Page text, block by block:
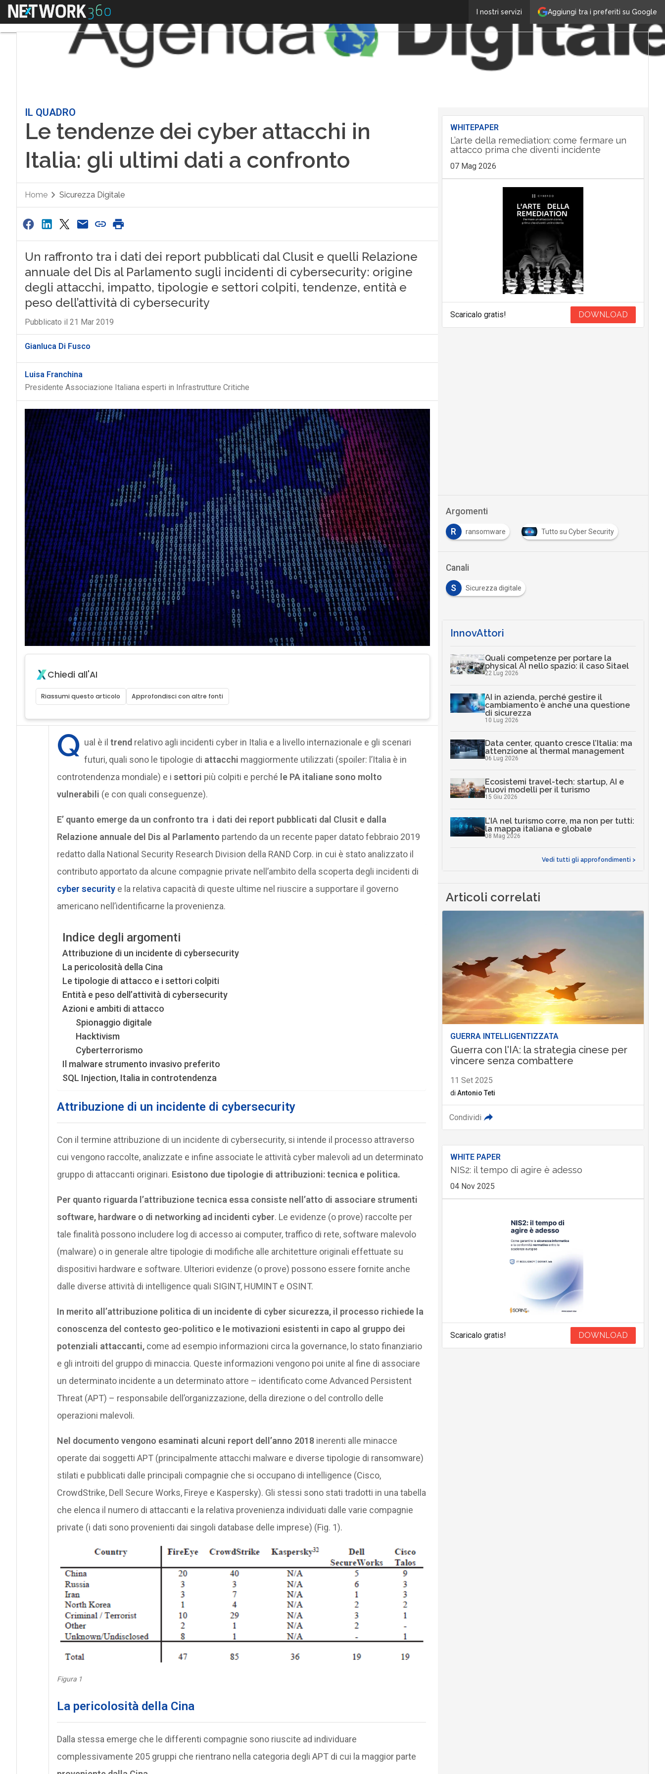
Aggiungi tra i preferiti su Google
I nostri servizi
Menu
IL QUADRO
Le tendenze dei cyber attacchi in
Italia: gli ultimi dati a confronto
Home Sicurezza Digitale
Un raffronto tra i dati dei report pubblicati dal Clusit e quelli Relazione
annuale del Dis al Parlamento sugli incidenti di cybersecurity: origine
degli attacchi, impatto, tipologie e settori colpiti, tendenze, entità e
peso dell’attività di cybersecurity
Pubblicato il 21 Mar 2019
Gianluca Di Fusco
Luisa Franchina
Presidente Associazione Italiana esperti in Infrastrutture Critiche
Chiedi all'AI
Riassumi questo articolo Approfondisci con altre fonti
Q ual è il trendrelativo agli incidenti cyber in Italia e a livello internazionale e gli scenari
futuri, quali sono le tipologie di attacchi maggiormente utilizzati (spoiler: l’Italia è in
controtendenza mondiale) e i settori più colpiti e perché le PA italiane sono molto
vulnerabili (e con quali conseguenze).
E’ quanto emerge da un confronto tra i dati dei report pubblicati dal Clusit e dalla
Relazione annuale del Dis al Parlamento partendo da un recente paper datato febbraio 2019
redatto dalla National Security Research Division della RAND Corp. in cui è stato analizzato il
contributo apportato da alcune compagnie private nell’ambito della scoperta degli incidenti di
cyber security e la relativa capacità di queste ultime nel riuscire a supportare il governo
americano nell’identificarne la provenienza.
Indice degli argomenti
Attribuzione di un incidente di cybersecurity
La pericolosità della Cina
Le tipologie di attacco e i settori colpiti
Entità e peso dell’attività di cybersecurity
Azioni e ambiti di attacco
Spionaggio digitale
Hacktivism
Cyberterrorismo
Il malware strumento invasivo preferito
SQL Injection, Italia in controtendenza
Attribuzione di un incidente di cybersecurity
Con il termine attribuzione di un incidente di cybersecurity, si intende il processo attraverso
cui vengono raccolte, analizzate e infine associate le attività cyber malevoli ad un determinato
gruppo di attaccanti originari. Esistono due tipologie di attribuzioni: tecnica e politica.
Per quanto riguarda l’attribuzione tecnica essa consiste nell’atto di associare strumenti
software, hardware o di networking ad incidenti cyber. Le evidenze (o prove) raccolte per
tale finalità possono includere log di accesso ai computer, traffico di rete, software malevolo
(malware) o in generale altre tipologie di modifiche alle architetture originali effettuate su
dispositivi hardware e software. Ulteriori evidenze (o prove) possono essere fornite anche
dalle diverse attività di intelligence quali SIGINT, HUMINT e OSINT.
In merito all’attribuzione politica di un incidente di cyber sicurezza, il processo richiede la
conoscenza del contesto geo-politico e le motivazioni esistenti in capo al gruppo dei
potenziali attaccanti,come ad esempio informazioni circa la governance, lo stato finanziario
e gli introiti del gruppo di minaccia. Queste informazioni vengono poi unite al fine di associare
un determinato incidente a un determinato attore – identificato come Advanced Persistent
Threat (APT) – responsabile dell’organizzazione, della direzione o del controllo delle
operazioni malevoli.
Nel documento vengono esaminati alcuni report dell’anno 2018inerenti alle minacce
operate dai soggetti APT (principalmente attacchi malware e diverse tipologie di ransomware)
stilati e pubblicati dalle principali compagnie che si occupano di intelligence (Cisco,
CrowdStrike, Dell Secure Works, Fireye e Kaspersky). Gli stessi sono stati tradotti in una tabella
che elenca il numero di attaccanti e la relativa provenienza individuati dalle varie compagnie
private (i dati sono provenienti dai singoli database delle imprese) (Fig. 1).
Figura 1
La pericolosità della Cina
Dalla stessa emerge che le differenti compagnie sono riuscite ad individuare
complessivamente 205 gruppi che rientrano nella categoria degli APT di cui la maggior parte
WHITEPAPER
L’arte della remediation: come fermare un
attacco prima che diventi incidente
07 Mag 2026
Scaricalo gratis! DOWNLOAD
Argomenti
R ransomware Tutto su Cyber Security
Canali
S Sicurezza digitale
InnovAttori
Quali competenze per portare la
physical AI nello spazio: il caso Sitael
22 Lug 2026
AI in azienda, perché gestire il
cambiamento è anche una questione
di sicurezza
10 Lug 2026
Data center, quanto cresce l’Italia: ma
attenzione al thermal management
06 Lug 2026
Ecosistemi travel-tech: startup, AI e
nuovi modelli per il turismo
15 Giu 2026
L’IA nel turismo corre, ma non per tutti:
la mappa italiana e globale
08 Mag 2026
Vedi tutti gli approfondimenti >
Articoli correlati
GUERRA INTELLIGENTIZZATA
Guerra con l'IA: la strategia cinese per
vincere senza combattere
11 Set 2025
di Antonio Teti
Condividi
WHITE PAPER
NIS2: il tempo di agire è adesso
04 Nov 2025
Scaricalo gratis! DOWNLOAD